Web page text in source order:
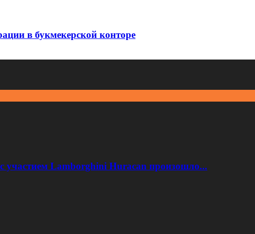
в букмекерской конторе
участием Lamborghini Huracan произошло...